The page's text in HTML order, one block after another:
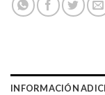
INFORMACIÓN